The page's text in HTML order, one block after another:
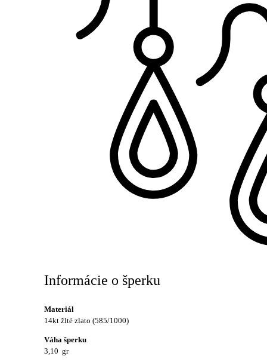
Informácie o šperku
Materiál
14kt žlté zlato (585/1000)
Váha šperku
3,10 gr